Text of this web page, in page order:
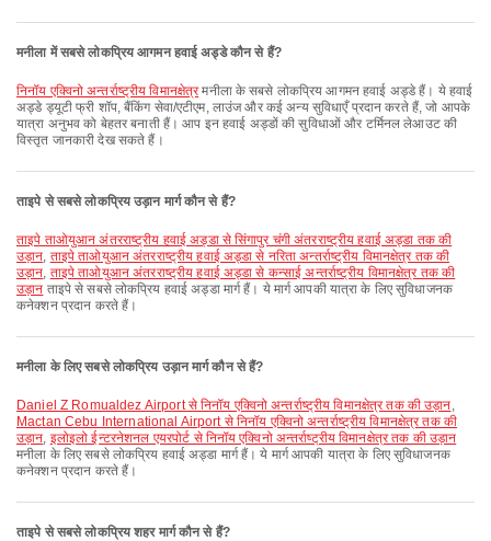
मनीला में सबसे लोकप्रिय आगमन हवाई अड्डे कौन से हैं?
निनॉय एक्विनो अन्तर्राष्ट्रीय विमानक्षेत्रमनीला के सबसे लोकप्रिय आगमन हवाई अड्डे हैं। ये हवाई
अड्डे ड्यूटी फ्री शॉप, बैंकिंग सेवा/एटीएम, लाउंज और कई अन्य सुविधाएँ प्रदान करते हैं, जो आपके
यात्रा अनुभव को बेहतर बनाती हैं। आप इन हवाई अड्डों की सुविधाओं और टर्मिनल लेआउट की
विस्तृत जानकारी देख सकते हैं।
ताइपे से सबसे लोकप्रिय उड़ान मार्ग कौन से हैं?
ताइपे ताओयुआन अंतरराष्ट्रीय हवाई अड्डा से सिंगापुर चंगी अंतरराष्ट्रीय हवाई अड्डा तक की
उड़ान, ताइपे ताओयुआन अंतरराष्ट्रीय हवाई अड्डा से नरिता अन्तर्राष्ट्रीय विमानक्षेत्र तक की
उड़ान, ताइपे ताओयुआन अंतरराष्ट्रीय हवाई अड्डा से कन्साई अन्तर्राष्ट्रीय विमानक्षेत्र तक की
उड़ान ताइपे से सबसे लोकप्रिय हवाई अड्डा मार्ग हैं। ये मार्ग आपकी यात्रा के लिए सुविधाजनक
कनेक्शन प्रदान करते हैं।
मनीला के लिए सबसे लोकप्रिय उड़ान मार्ग कौन से हैं?
Daniel Z Romualdez Airport से निनॉय एक्विनो अन्तर्राष्ट्रीय विमानक्षेत्र तक की उड़ान,
Mactan Cebu International Airport से निनॉय एक्विनो अन्तर्राष्ट्रीय विमानक्षेत्र तक की
उड़ान, इलोइलो ईन्टरनेशनल एयरपोर्ट से निनॉय एक्विनो अन्तर्राष्ट्रीय विमानक्षेत्र तक की उड़ान
मनीला के लिए सबसे लोकप्रिय हवाई अड्डा मार्ग हैं। ये मार्ग आपकी यात्रा के लिए सुविधाजनक
कनेक्शन प्रदान करते हैं।
ताइपे से सबसे लोकप्रिय शहर मार्ग कौन से हैं?